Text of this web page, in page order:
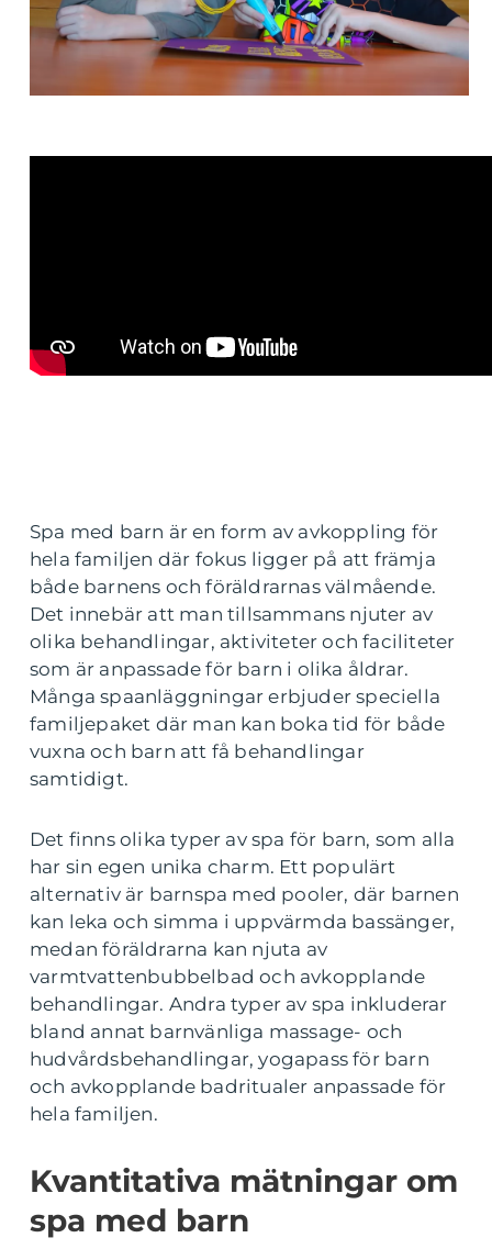
Spa med barn är en form av avkoppling för
hela familjen där fokus ligger på att främja
både barnens och föräldrarnas välmående.
Det innebär att man tillsammans njuter av
olika behandlingar, aktiviteter och faciliteter
som är anpassade för barn i olika åldrar.
Många spaanläggningar erbjuder speciella
familjepaket där man kan boka tid för både
vuxna och barn att få behandlingar
samtidigt.
Det finns olika typer av spa för barn, som alla
har sin egen unika charm. Ett populärt
alternativ är barnspa med pooler, där barnen
kan leka och simma i uppvärmda bassänger,
medan föräldrarna kan njuta av
varmtvattenbubbelbad och avkopplande
behandlingar. Andra typer av spa inkluderar
bland annat barnvänliga massage- och
hudvårdsbehandlingar, yogapass för barn
och avkopplande badritualer anpassade för
hela familjen.
Kvantitativa mätningar om
spa med barn